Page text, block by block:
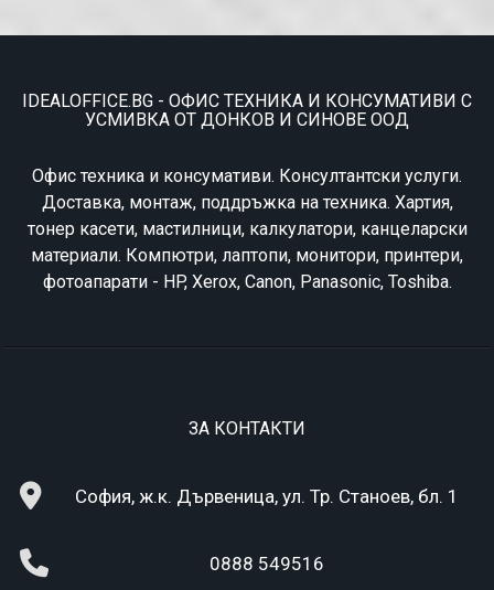
IDEALOFFICE.BG - ОФИС ТЕХНИКА И КОНСУМАТИВИ С
УСМИВКА ОТ ДОНКОВ И СИНОВЕ ООД
Офис техника и консумативи. Консултантски услуги.
Доставка, монтаж, поддръжка на техника. Хартия,
тонер касети, мастилници, калкулатори, канцеларски
материали. Компютри, лаптопи, монитори, принтери,
фотоапарати - HP, Xerox, Canon, Panasonic, Toshiba.
ЗА КОНТАКТИ
София, ж.к. Дървеница, ул. Тр. Станоев, бл. 1
0888 549516